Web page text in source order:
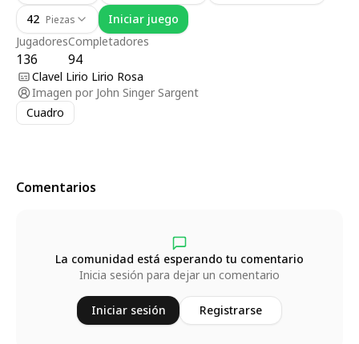
Jugadores
136
Completadores
94
42 Piezas Iniciar juego
Clavel Lirio Lirio Rosa
Imagen por John Singer Sargent
Cuadro
Comentarios
La comunidad está esperando tu comentario
Inicia sesión para dejar un comentario
Iniciar sesión Registrarse